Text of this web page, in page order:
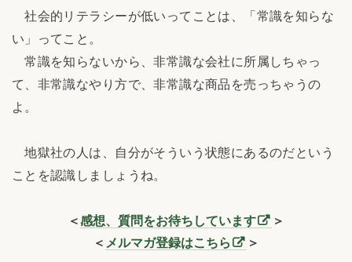
社会的リテラシーが低いってことは、「常識を知らな
い」ってこと。
常識を知らないから、非常識な会社に所属しちゃっ
て、非常識なやり方で、非常識な商品を売っちゃうの
よ。
地獄社の人は、自分がそういう状態にあるのだという
ことを認識しましょうね。
＜感想、質問をお待ちしています
＞
＜ メルマガ登録はこちら ＞